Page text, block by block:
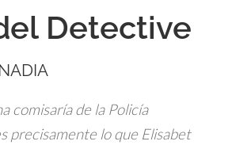
Detective
comisaría de la Policía
precisamente lo que Elisabet